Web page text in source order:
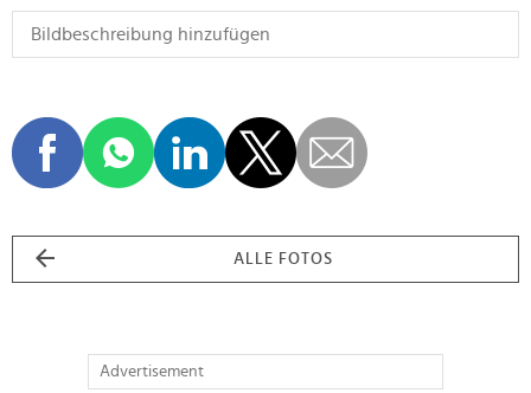
ALLE FOTOS
Advertisement